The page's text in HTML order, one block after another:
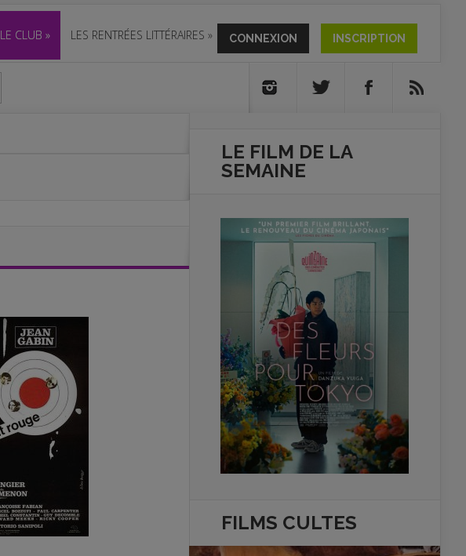
LE CLUB » LES RENTRÉES LITTÉRAIRES » CONNEXION INSCRIPTION
LE FILM DE LA
SEMAINE
FILMS CULTES